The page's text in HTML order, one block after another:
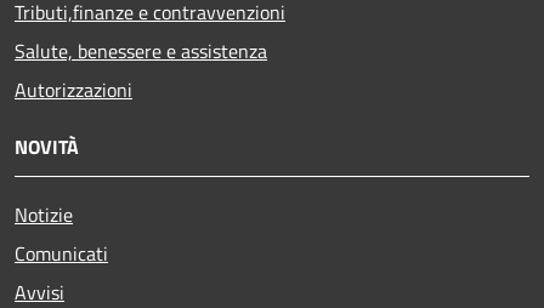
Tributi,finanze e contravvenzioni
Salute, benessere e assistenza
Autorizzazioni
NOVITÀ
Notizie
Comunicati
Avvisi